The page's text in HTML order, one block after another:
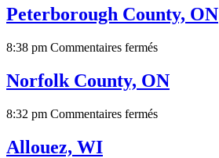
de
Saguenay,
Peterborough County, ON
8:38 pm Commentaires ferméssur
County,
ON
Norfolk County, ON
8:32 pm Commentaires ferméssur
Allouez, WI